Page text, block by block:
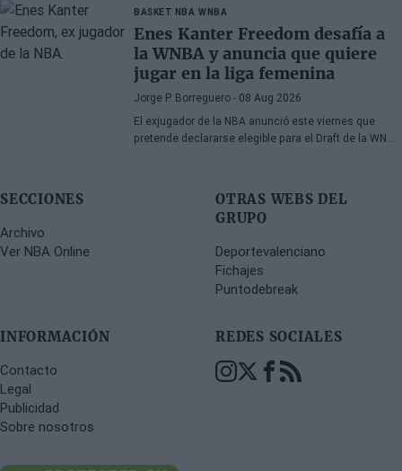
muerte fueron los efectos de la heroína y la cocaína
BASKET NBA WNBA
Enes Kanter Freedom desafía a
la WNBA y anuncia que quiere
jugar en la liga femenina
Jorge P. Borreguero - 08 Aug 2026
El exjugador de la NBA anunció este viernes que
pretende declararse elegible para el Draft de la WNBA
SECCIONES
Archivo
Ver NBA Online
OTRAS WEBS DEL
GRUPO
Deportevalenciano
Fichajes
Puntodebreak
INFORMACIÓN
Contacto
Legal
Publicidad
Sobre nosotros
REDES SOCIALES